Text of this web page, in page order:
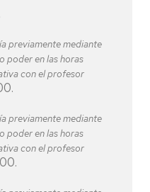
previamente mediante
poder en las horas
con el profesor
previamente mediante
poder en las horas
con el profesor